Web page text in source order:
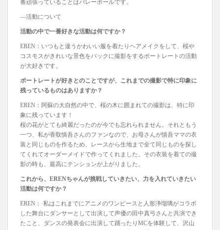
番頑張っていることはバレーボールです。
―活動について
活動の中で一番好きな活動は何ですか？
EREN：いつもと違うかわいい服を着たりヘアメイクをして、桜や
コスモスがきれいな景色をバックに撮影をするポートレートの活動
が大好きです。
ポートレートが好きとのことですが、これまでの撮影で特に印象に
残っているものはありますか？
EREN：阿蘇の大自然の中で、桜の木に囲まれての撮影は、特に印
象に残っています！
桜の花がとても綺麗だったのが今でも忘れられません。それともう
一つ、私が香取慎吾さんのファンなので、お母さんが慎吾ママの衣
装と同じものを作るため、レースから生地まで全て同じものを探し
てくれてオーダーメイドで作ってくれました。その衣装を着ての撮
影の時も、最高にテンションが上がりました。
これから、ERENちゃんが挑戦していきたい、力を入れていきたい
活動は何ですか？
EREN：·私はこれまでにアニメのワンピースと人形浄瑠璃がコラボ
した舞台にダンサーとして出演して声優の田中真弓さんと共演でき
たこと、ダンスの発表会に出演して踊ったりMCを体験して、沢山